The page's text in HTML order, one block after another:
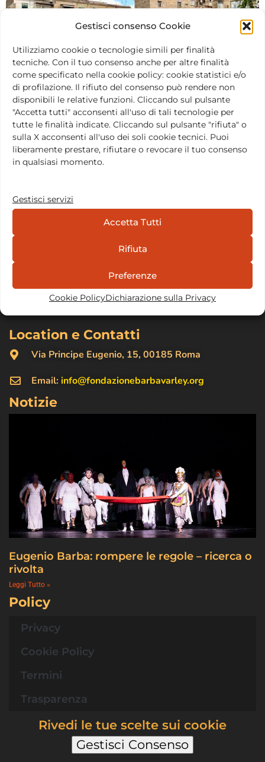
Gestisci consenso Cookie
Utilizziamo cookie o tecnologie simili per finalità
tecniche. Con il tuo consenso anche per altre finalità
come specificato nella cookie policy: cookie statistici e/o
di profilazione. Il rifiuto del consenso può rendere non
disponibili le relative funzioni. Cliccando sul pulsante
"Accetta tutti" acconsenti all'uso di tali tecnologie per
tutte le finalità indicate. Cliccando sul pulsante "rifiuta" o
sulla X acconsenti all'uso dei soli cookie tecnici. Puoi
liberamente prestare, rifiutare o revocare il tuo consenso
in qualsiasi momento.
Gestisci servizi
Accetta Tutti
Rifiuta
Preferenze
Cookie PolicyDichiarazione sulla Privacy
Abbiamo creato la Barba Varley Foundation per
promuovere attivamente l’impegno per le cause e i
valori che hanno motivato la nostra vita all’Odin
Teatret…Leggi tutto
Location e Contatti
Via Principe Eugenio, 15, 00185 Roma
Email:info@fondazionebarbavarley.org
Notizie
Eugenio Barba: rompere le regole – ricerca o
rivolta
Leggi Tutto »
Policy
Privacy
Cookie Policy
Termini
Trasparenza
Rivedi le tue scelte sui cookie
Gestisci Consenso